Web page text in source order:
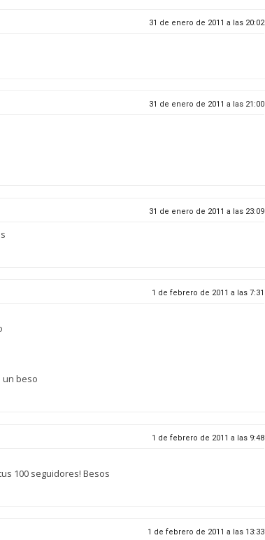
31 de enero de 2011 a las 20:02
31 de enero de 2011 a las 21:00
31 de enero de 2011 a las 23:09
1 de febrero de 2011 a las 7:31
beso
1 de febrero de 2011 a las 9:48
100 seguidores! Besos
1 de febrero de 2011 a las 13:33